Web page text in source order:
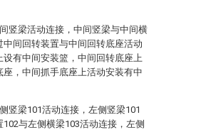
竖梁活动连接，中间竖梁与中间横
间回转装置与中间回转底座活动
有中间安装篮，中间回转底座上
，中间抓手底座上活动安装有中
竖梁101活动连接，左侧竖梁101
与左侧横梁103活动连接，左侧